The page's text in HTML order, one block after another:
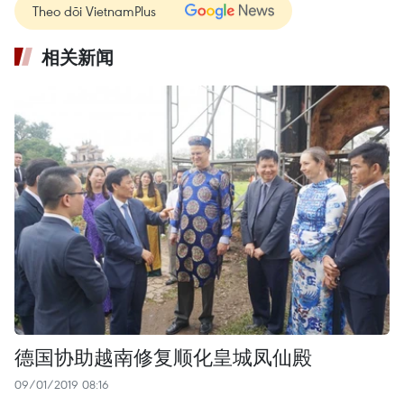
Theo dõi VietnamPlus
相关新闻
德国协助越南修复顺化皇城凤仙殿
09/01/2019 08:16